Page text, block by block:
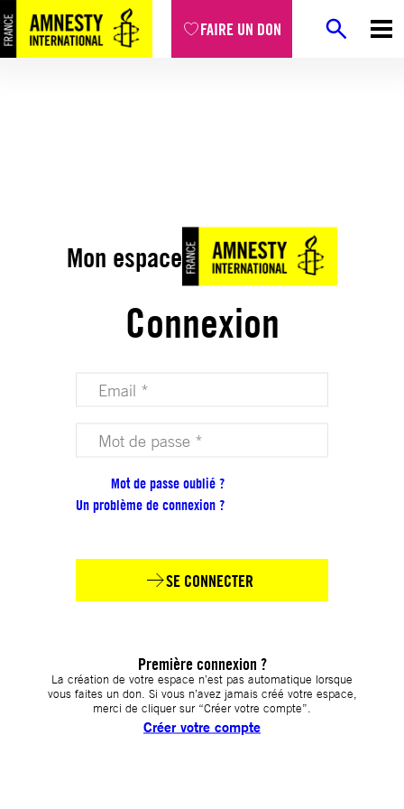
FAIRE UN DON
Mon espace
Connexion
Votre adresse email (obligatoire)
Votre mot de passe (obligatoire)
Mot de passe oublié ?
Un problème de connexion ?
SE CONNECTER
Première connexion ?
La création de votre espace n’est pas automatique lorsque
vous faites un don. Si vous n’avez jamais créé votre espace,
merci de cliquer sur “Créer votre compte”.
Créer votre compte